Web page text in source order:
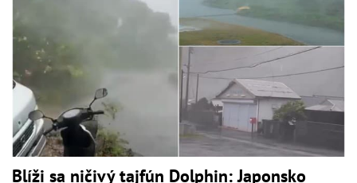
Blíži sa ničivý tajfún Dolphin: Japonsko